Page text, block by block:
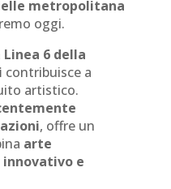
metropolitana
oggi.
Linea 6 della
contribuisce a
artistico.
, offre un
arte
e